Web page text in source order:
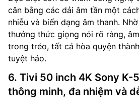
cân bằng các dải âm tần một
nhiễu và biến dạng âm thanh.
thưởng thức giọng nói rõ ràng,
trong trẻo, tất cả hòa quyện
tuyệt hảo.
6. Tivi 50 inch 4K Sony K-
thông minh, đa nhiệm và